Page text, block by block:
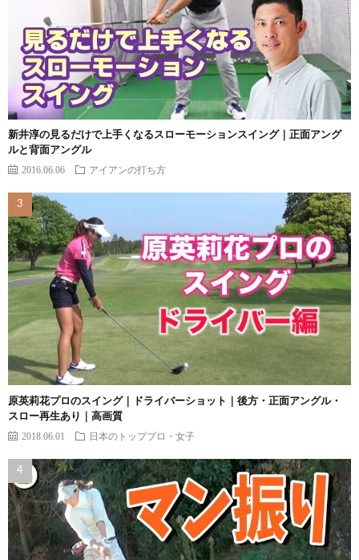
新井淳の見るだけで上手くなるスローモーションスイング｜正面アング
ルと背面アングル
2016.06.06 アイアンの打ち方
原英莉花プロのスイング｜ドライバーショット｜後方・正面アングル・
スロー再生あり｜高画質
2018.06.01 日本のトッププロ・女子